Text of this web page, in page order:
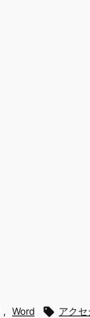
, Word  アクセ